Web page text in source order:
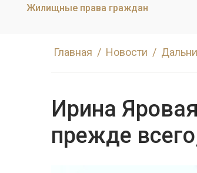
Жилищные права граждан
Главная Новости
Ирина
прежде